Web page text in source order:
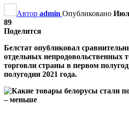
Автор admin Опубликовано Июл
89
Поделится
Белстат опубликовал
отдельных непродовольственных
торговли страны в первом
полугодии 2021 года.